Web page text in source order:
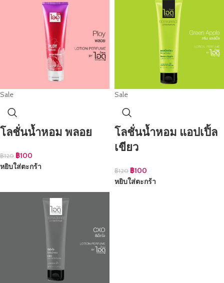
Sale
โลชั่นน้ำหอม พลอย
฿120 ฿100
หยิบใส่ตะกร้า
Sale
โลชั่นน้ำหอม แอปเปิ้ล
เขียว
฿120 ฿100
หยิบใส่ตะกร้า